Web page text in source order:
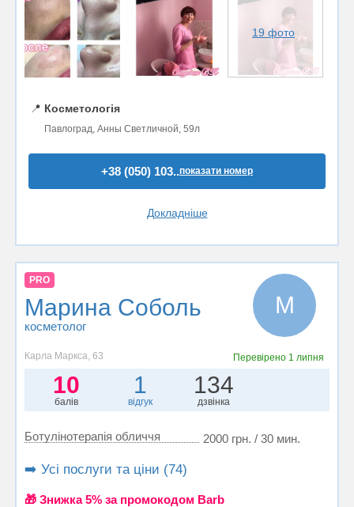
19 фото
📍 Косметологія
Павлоград, Анны Светличной, 59л
+38 (050) 103..показати номер
Докладніше
PRO
Марина Соболь
косметолог
М
Карла Маркса, 63 Перевірено 1 липня
10
балів
1
відгук
134
дзвінка
Ботулінотерапія обличчя 2000 грн. / 30 мин.
➡️ Усі послуги та ціни (74)
🎁 Знижка 5% за промокодом Barb